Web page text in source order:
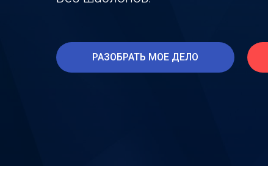
РАЗОБРАТЬ МОЕ ДЕЛО